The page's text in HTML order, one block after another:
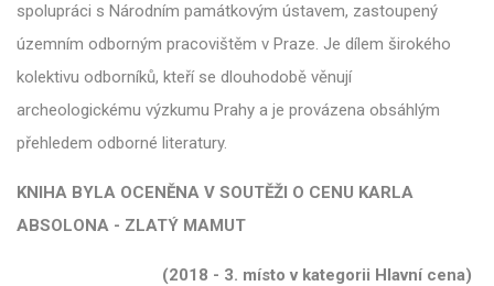
spolupráci s Národním památkovým ústavem, zastoupený
územním odborným pracovištěm v Praze. Je dílem širokého
kolektivu odborníků, kteří se dlouhodobě věnují
archeologickému výzkumu Prahy a je provázena obsáhlým
přehledem odborné literatury.
KNIHA BYLA OCENĚNA V SOUTĚŽI O CENU KARLA
ABSOLONA - ZLATÝ MAMUT
(2018 - 3. místo v kategorii Hlavní cena)